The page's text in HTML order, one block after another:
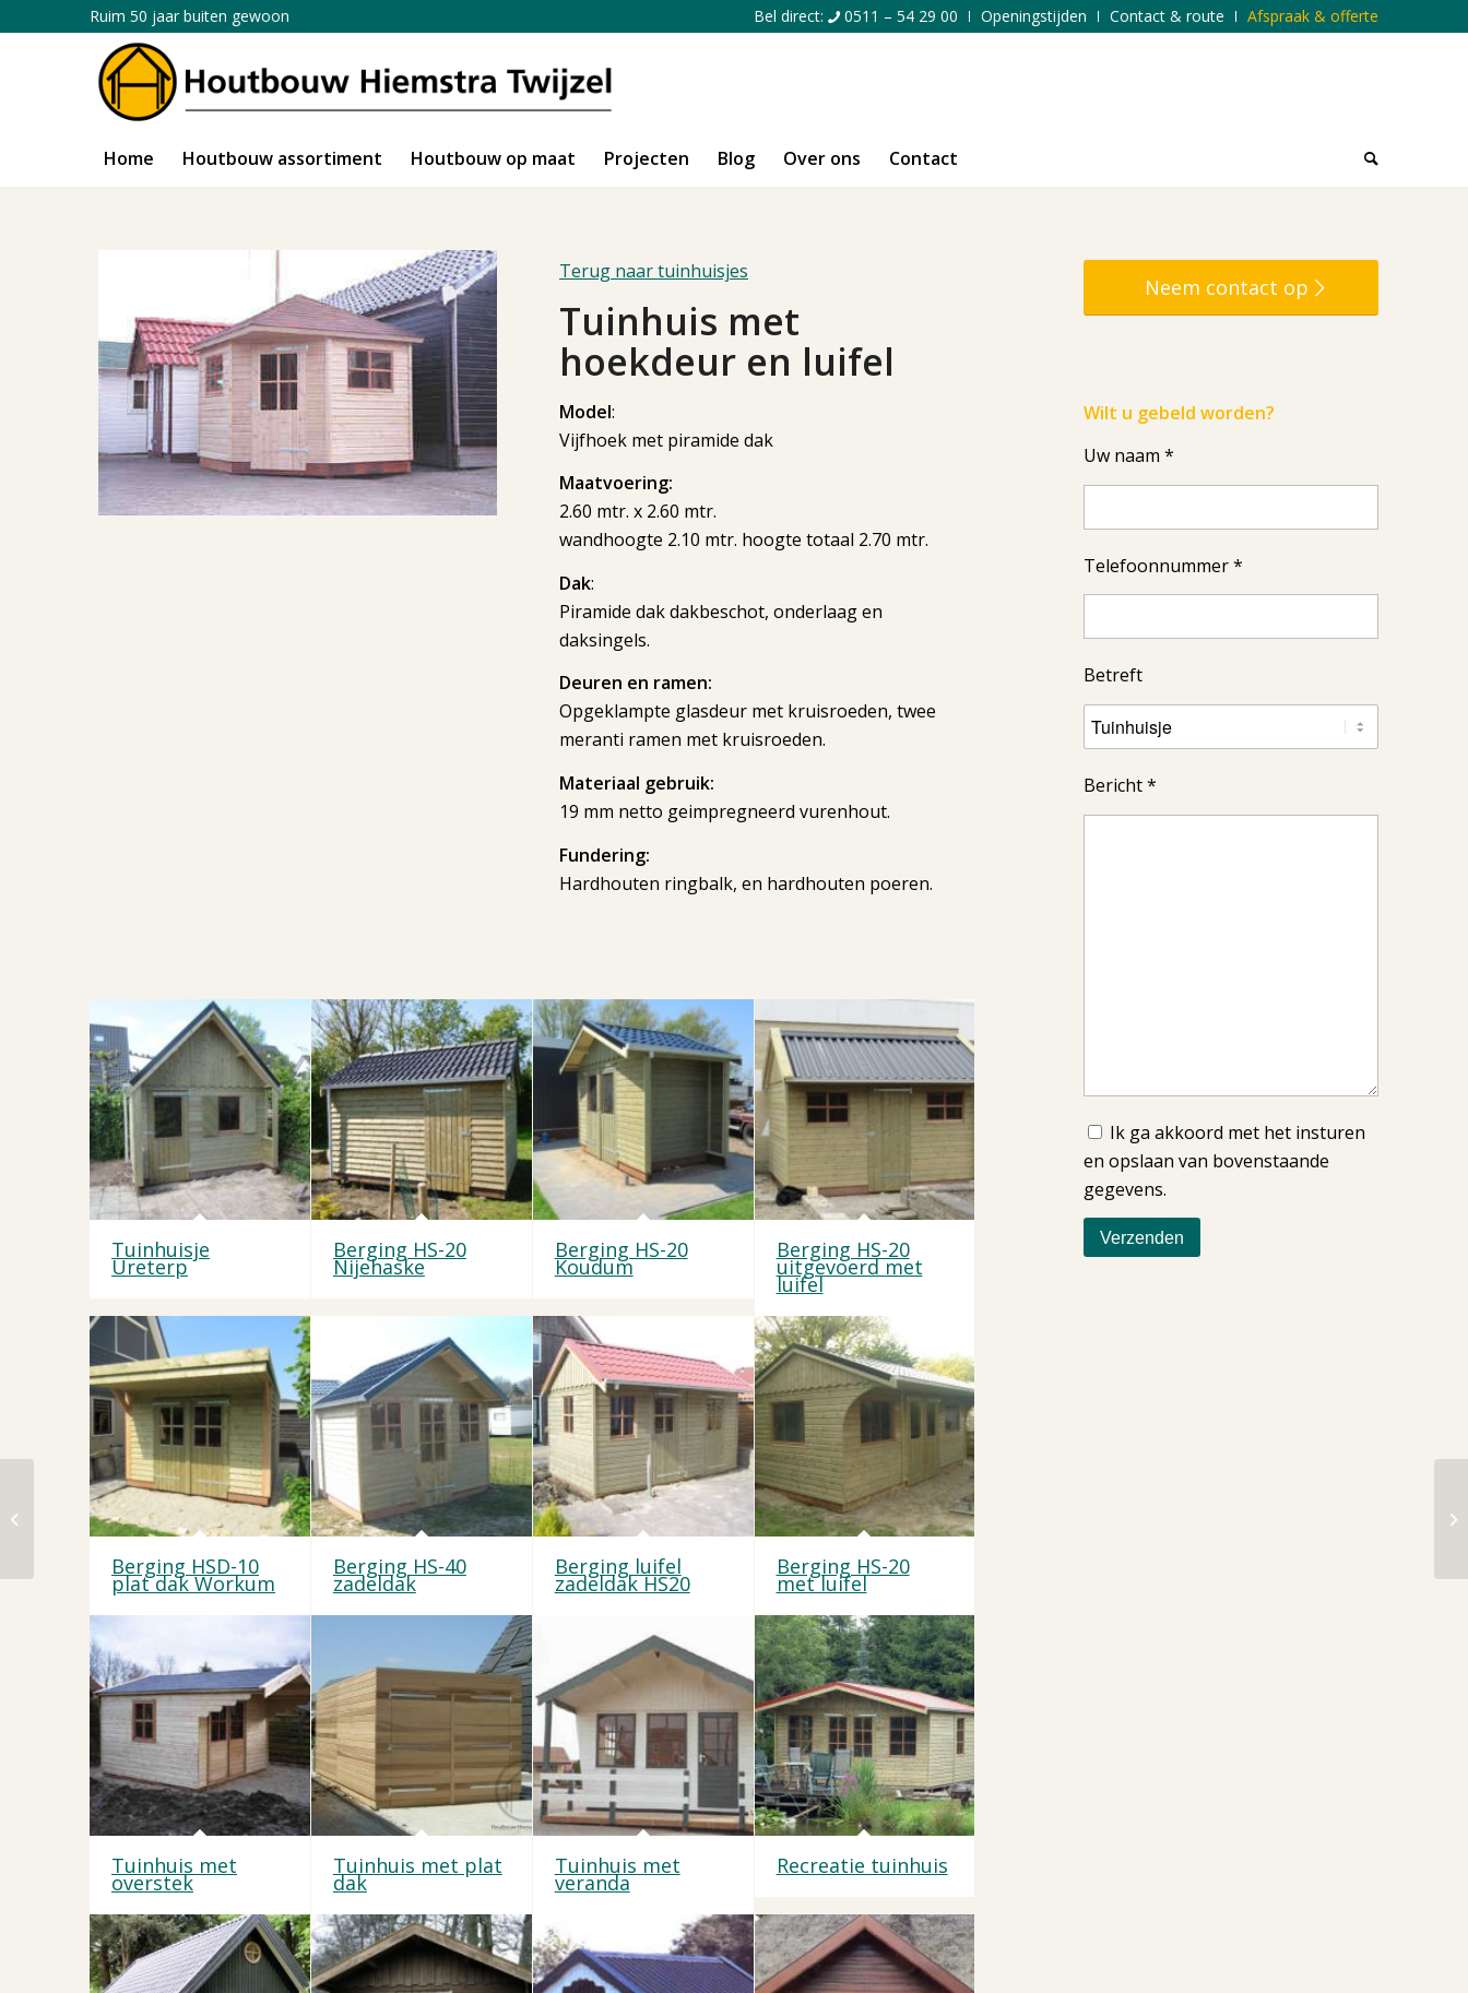
Bel direct: 0511 – 54 29 00 Openingstijden Contact & route Afspraak & offerte
Ruim 50 jaar buiten gewoon
Home Houtbouw assortiment Houtbouw op maat Projecten Blog Over ons Contact
Terug naar tuinhuisjes
Tuinhuis met
hoekdeur en luifel
Model:
Vijfhoek met piramide dak
Maatvoering:
2.60 mtr. x 2.60 mtr.
wandhoogte 2.10 mtr. hoogte totaal 2.70 mtr.
Dak:
Piramide dak dakbeschot, onderlaag en
daksingels.
Deuren en ramen:
Opgeklampte glasdeur met kruisroeden, twee
meranti ramen met kruisroeden.
Materiaal gebruik:
19 mm netto geimpregneerd vurenhout.
Fundering:
Hardhouten ringbalk, en hardhouten poeren.
Tuinhuisje
Ureterp
Berging HS-20
Nijehaske
Berging HS-20
Koudum
Berging HS-20
uitgevoerd met
luifel
Berging HSD-10
plat dak Workum
Berging HS-40
zadeldak
Berging luifel
zadeldak HS20
Berging HS-20
met luifel
Tuinhuis met
overstek
Tuinhuis met plat
dak
Tuinhuis met
veranda
Recreatie tuinhuis
Neem contact op
Wilt u gebeld worden?
Uw naam *
Telefoonnummer *
Betreft
Bericht *
Ik ga akkoord met het insturen
en opslaan van bovenstaande
gegevens.
Wagenschuur